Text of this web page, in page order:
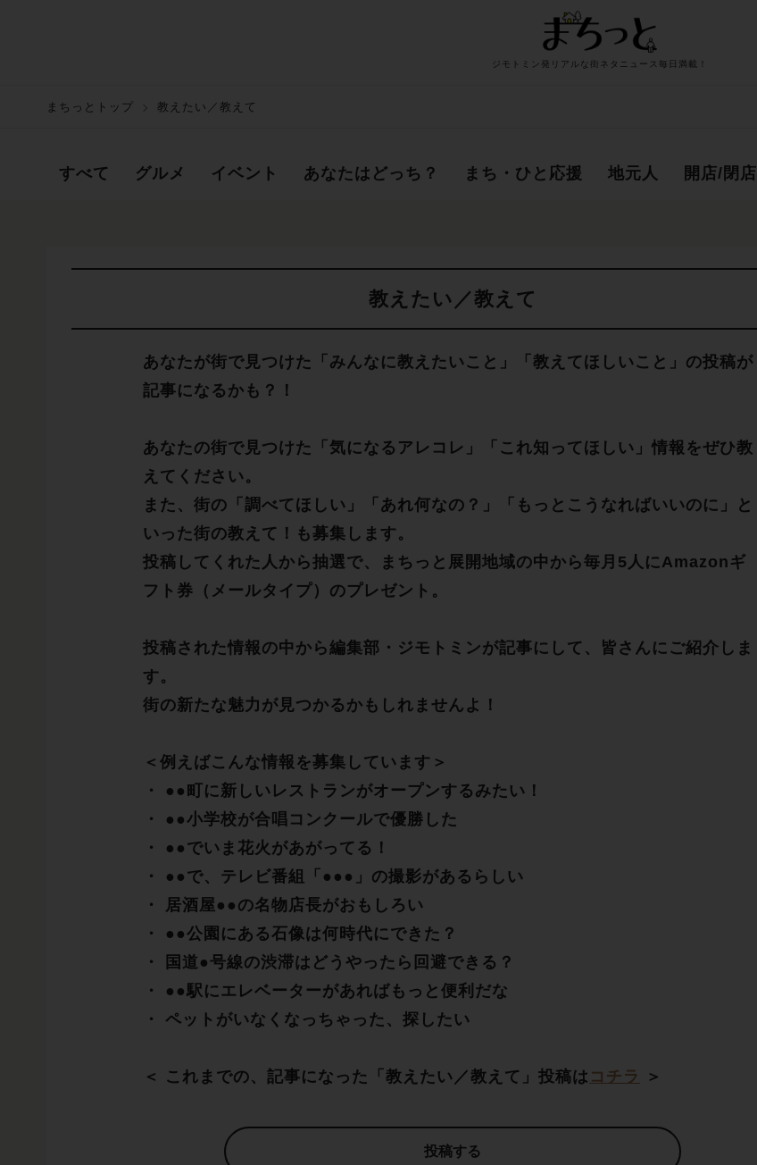
ジモトミン発リアルな街ネタニュース毎日満載！
まちっとトップ 教えたい／教えて
すべて グルメ イベント あなたはどっち？ まち・ひと応援 地元人 開店/閉店
教えたい／教えて
あなたが街で見つけた「みんなに教えたいこと」「教えてほしいこと」の投稿が
記事になるかも？！
あなたの街で見つけた「気になるアレコレ」「これ知ってほしい」情報をぜひ教
えてください。
また、街の「調べてほしい」「あれ何なの？」「もっとこうなればいいのに」と
いった街の教えて！も募集します。
投稿してくれた人から抽選で、まちっと展開地域の中から毎月5人にAmazonギ
フト券（メールタイプ）のプレゼント。
投稿された情報の中から編集部・ジモトミンが記事にして、皆さんにご紹介しま
す。
街の新たな魅力が見つかるかもしれませんよ！
＜例えばこんな情報を募集しています＞
・ ●●町に新しいレストランがオープンするみたい！
・ ●●小学校が合唱コンクールで優勝した
・ ●●でいま花火があがってる！
・ ●●で、テレビ番組「●●●」の撮影があるらしい
・ 居酒屋●●の名物店長がおもしろい
・ ●●公園にある石像は何時代にできた？
・ 国道●号線の渋滞はどうやったら回避できる？
・ ●●駅にエレベーターがあればもっと便利だな
・ ペットがいなくなっちゃった、探したい
＜ これまでの、記事になった「教えたい／教えて」投稿は コチラ ＞
投稿する